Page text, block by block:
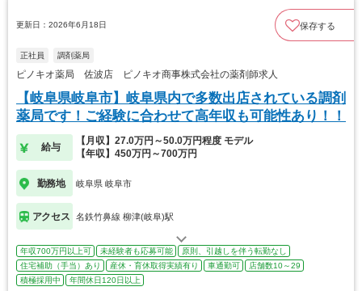
更新日：2026年6月18日 保存する
正社員 調剤薬局
ピノキオ薬局 佐波店 ピノキオ商事株式会社の薬剤師求人
【岐阜県岐阜市】岐阜県内で多数出店されている調剤
薬局です！ご経験に合わせて高年収も可能性あり！！
給与
【月収】27.0万円～50.0万円程度 モデル
【年収】450万円～700万円
勤務地 岐阜県 岐阜市
アクセス 名鉄竹鼻線 柳津(岐阜)駅
年収700万円以上可 未経験者も応募可能
原則、引越しを伴う転勤なし
住宅補助（手当）あり
産休・育休取得実績有り 車通勤可
店舗数10～29
積極採用中
年間休日120日以上